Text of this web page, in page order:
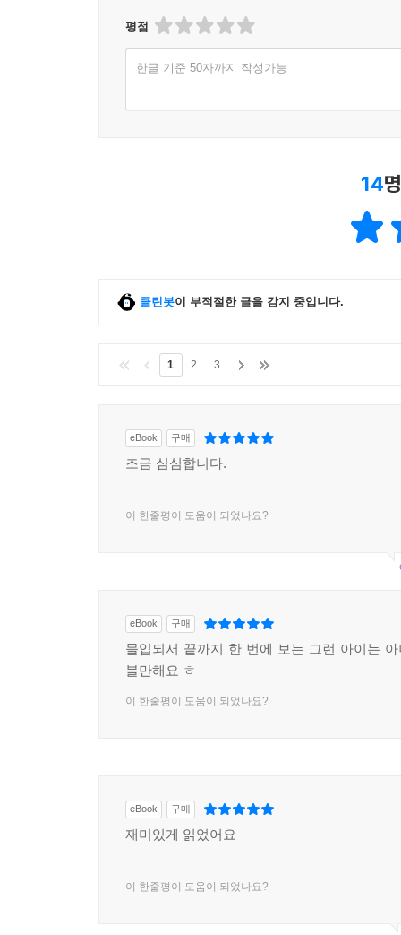
평점
한글 기준 50자까지 작성가능
14
클린봇이 부적절한 글을 감지 중입니다.
1 2 3
eBook 구매
조금 심심합니다.
이 한줄평이 도움이 되었나요?
eBook 구매
몰입되서 끝까지 한 번에 보는 그런 아이는
볼만해요 ㅎ
이 한줄평이 도움이 되었나요?
eBook 구매
재미있게 읽었어요
이 한줄평이 도움이 되었나요?